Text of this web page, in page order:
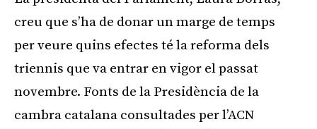
creu que s’ha de donar un marge de temps
per veure quins efectes té la reforma dels
triennis que va entrar en vigor el passat
novembre. Fonts de la Presidència de la
cambra catalana consultades per l’ACN